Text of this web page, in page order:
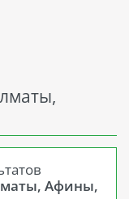
Афины,